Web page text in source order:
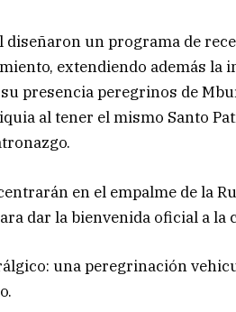
un programa de
extendiendo además la
presencia peregrinos de
al tener el mismo Santo
en el empalme de la
dar la bienvenida oficial a la
una peregrinación